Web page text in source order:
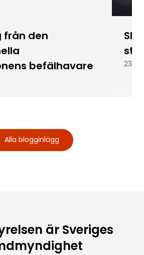
från den
befälhavare
23
Alla blogginlägg
är Sveriges